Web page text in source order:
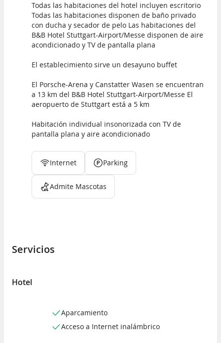
Todas las habitaciones del hotel incluyen escritorio
Todas las habitaciones disponen de baño privado
con ducha y secador de pelo Las habitaciones del
B&B Hotel Stuttgart-Airport/Messe disponen de aire
acondicionado y TV de pantalla plana
El establecimiento sirve un desayuno buffet
El Porsche-Arena y Canstatter Wasen se encuentran
a 13 km del B&B Hotel Stuttgart-Airport/Messe El
aeropuerto de Stuttgart está a 5 km
Habitación individual insonorizada con TV de
pantalla plana y aire acondicionado
Internet Parking
Admite Mascotas
Servicios
Hotel
Aparcamiento
Acceso a Internet inalámbrico